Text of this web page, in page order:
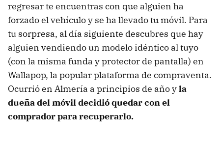
regresar te encuentras con que alguien ha
forzado el vehículo y se ha llevado tu móvil. Para
tu sorpresa, al día siguiente descubres que hay
alguien vendiendo un modelo idéntico al tuyo
(con la misma funda y protector de pantalla) en
Wallapop, la popular plataforma de compraventa.
Ocurrió en Almería a principios de año yla
dueña del móvil decidió quedar con el
comprador para recuperarlo.